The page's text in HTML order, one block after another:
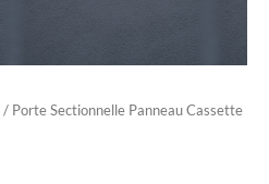
/ Porte Sectionnelle Panneau Cassette